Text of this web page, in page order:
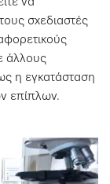
σχεδιαστές
άλλους
η εγκατάσταση
επίπλων.